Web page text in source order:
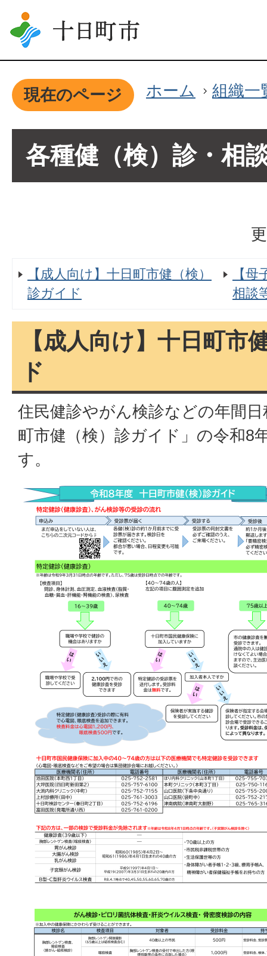
現在のページ ホーム 組織一
各種健（検）診・相
【成人向け】十日町市健（検）
診ガイド
【
相談
【成人向け】十日町市
ド
住民健診やがん検診などの年間
町市健（検）診ガイド」の令和8
す。